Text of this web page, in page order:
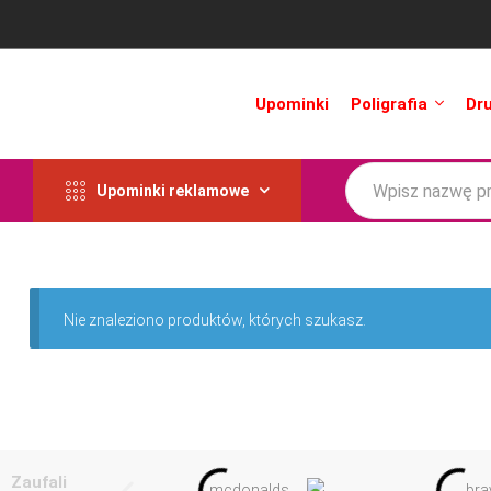
Upominki Poligrafia
Upominki reklamowe
Nie znaleziono produktów, których szukasz.
Zaufali